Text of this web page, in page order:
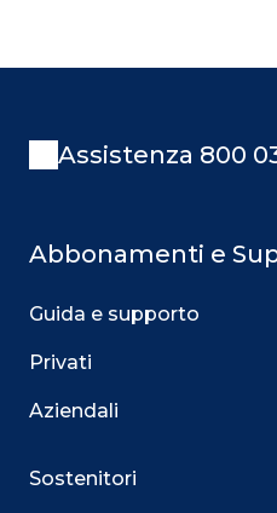
Assistenza 800
Abbonamenti e
Guida e supporto
Privati
Aziendali
Sostenitori